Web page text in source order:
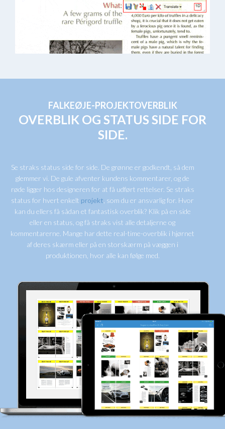
FALKEØJE-PROJEKTOVERBLIK
OVERBLIK OG STATUS SIDE FOR
SIDE.
Se straks status side for side. De grønne er godkendt, så dem
glemmer vi. De gule afventer kundens kommentarer, og de
røde ligger hos designeren for at få udført rettelser. Se straks
status for hvert enkelt projekt , som du er ansvarlig for. Hvor
kan du ellers få sådan et fantastisk overblik? Klik på en side
eller en status, og få straks vist alle detaljerne og
kommentarerne. Mange har dette real-time-overblik i hjørnet
af deres skærm eller på en storskærm på væggen i
produktionen, hvor alle kan følge med.